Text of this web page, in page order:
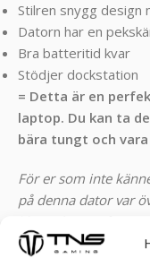
Stilren snygg design
Datorn har en
Bra batteritid kvar
Stödjer dockstation
= Detta är en
laptop. Du kan ta
bära tungt och
För er som inte
på denna dator var
prestanda samt